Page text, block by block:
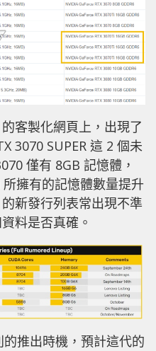
客製化網頁上，出現了
3070 SUPER 這 2 個未
僅有 8GB 記憶體，
擁有的記憶體數量提升
新發行列表常出現不準
料是否真確。
推出時機，預計這代的